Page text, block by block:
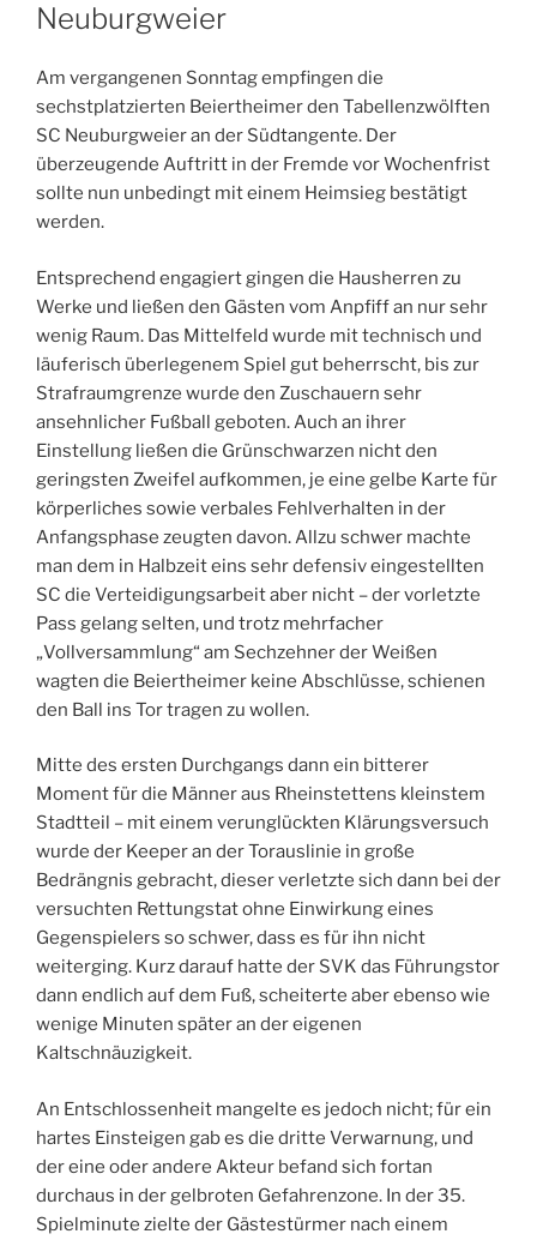
Neuburgweier
Am vergangenen Sonntag empfingen die
sechstplatzierten Beiertheimer den Tabellenzwölften
SC Neuburgweier an der Südtangente. Der
überzeugende Auftritt in der Fremde vor Wochenfrist
sollte nun unbedingt mit einem Heimsieg bestätigt
werden.
Entsprechend engagiert gingen die Hausherren zu
Werke und ließen den Gästen vom Anpfiff an nur sehr
wenig Raum. Das Mittelfeld wurde mit technisch und
läuferisch überlegenem Spiel gut beherrscht, bis zur
Strafraumgrenze wurde den Zuschauern sehr
ansehnlicher Fußball geboten. Auch an ihrer
Einstellung ließen die Grünschwarzen nicht den
geringsten Zweifel aufkommen, je eine gelbe Karte für
körperliches sowie verbales Fehlverhalten in der
Anfangsphase zeugten davon. Allzu schwer machte
man dem in Halbzeit eins sehr defensiv eingestellten
SC die Verteidigungsarbeit aber nicht – der vorletzte
Pass gelang selten, und trotz mehrfacher
„Vollversammlung“ am Sechzehner der Weißen
wagten die Beiertheimer keine Abschlüsse, schienen
den Ball ins Tor tragen zu wollen.
Mitte des ersten Durchgangs dann ein bitterer
Moment für die Männer aus Rheinstettens kleinstem
Stadtteil – mit einem verunglückten Klärungsversuch
wurde der Keeper an der Torauslinie in große
Bedrängnis gebracht, dieser verletzte sich dann bei der
versuchten Rettungstat ohne Einwirkung eines
Gegenspielers so schwer, dass es für ihn nicht
weiterging. Kurz darauf hatte der SVK das Führungstor
dann endlich auf dem Fuß, scheiterte aber ebenso wie
wenige Minuten später an der eigenen
Kaltschnäuzigkeit.
An Entschlossenheit mangelte es jedoch nicht; für ein
hartes Einsteigen gab es die dritte Verwarnung, und
der eine oder andere Akteur befand sich fortan
durchaus in der gelbroten Gefahrenzone. In der 35.
Spielminute zielte der Gästestürmer nach einem